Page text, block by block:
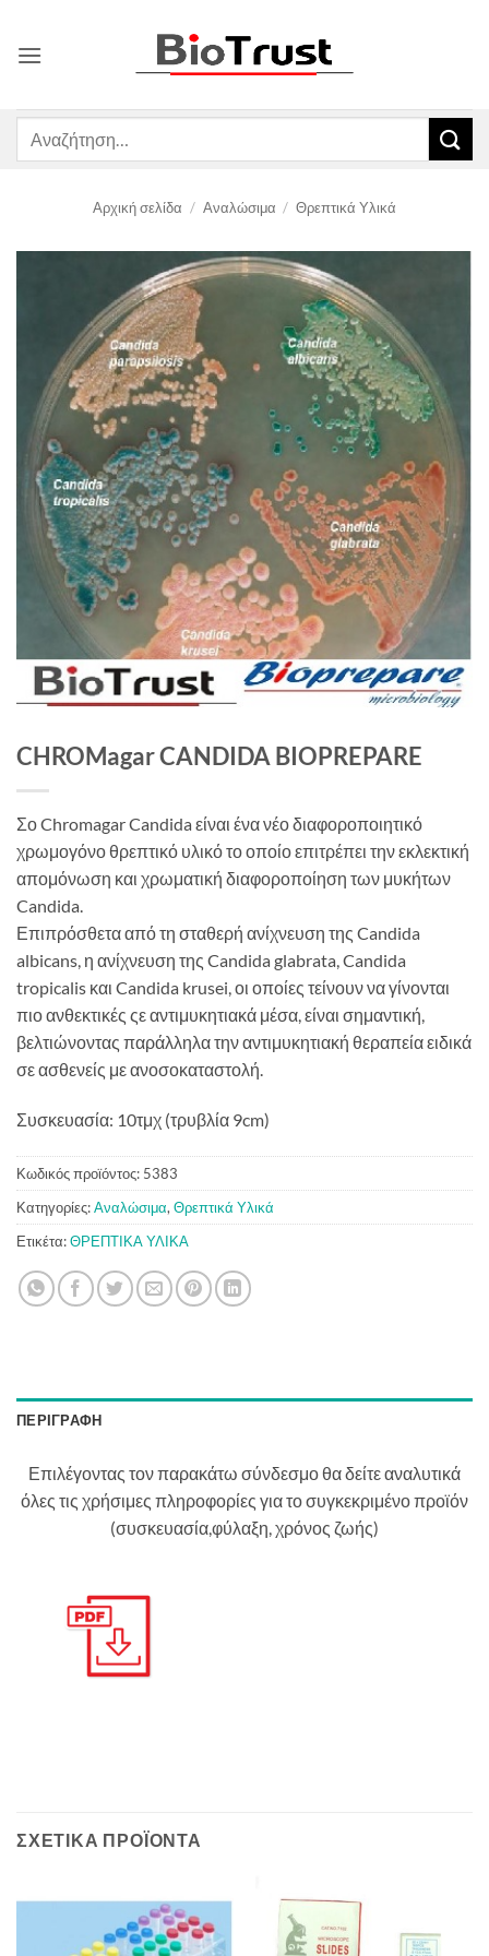
περιεχόμενο
Αναζήτηση
Αρχική σελίδα / Αναλώσιμα / Θρεπτικά Υλικά
CHROMagar CANDIDA BIOPREPARE
Σο Chromagar Candida είναι ένα νέο διαφοροποιητικό
χρωμογόνο θρεπτικό υλικό το οποίο επιτρέπει την εκλεκτική
απομόνωση και χρωματική διαφοροποίηση των μυκήτων
Candida.
Επιπρόσθετα από τη σταθερή ανίχνευση της Candida
albicans, η ανίχνευση της Candida glabrata, Candida
tropicalis και Candida krusei, οι οποίες τείνουν να γίνονται
πιο ανθεκτικές ςε αντιμυκητιακά μέσα, είναι σημαντική,
βελτιώνοντας παράλληλα την αντιμυκητιακή θεραπεία ειδικά
σε ασθενείς με ανοσοκαταστολή.
Συσκευασία: 10τμχ (τρυβλία 9cm)
Κωδικός προϊόντος: 5383
Κατηγορίες:Αναλώσιμα, Θρεπτικά Υλικά
Ετικέτα:ΘΡΕΠΤΙΚΑ ΥΛΙΚΑ
ΠΕΡΙΓΡΑΦΉ
Επιλέγοντας τον παρακάτω σύνδεσμο θα δείτε αναλυτικά
όλες τις χρήσιμες πληροφορίες για το συγκεκριμένο προϊόν
(συσκευασία,φύλαξη, χρόνος ζωής)
ΣΧΕΤΙΚΆ ΠΡΟΪΌΝΤΑ